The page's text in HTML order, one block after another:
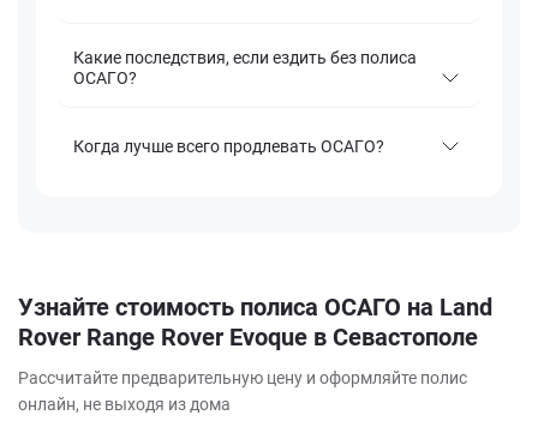
Какие последствия, если ездить без полиса
ОСАГО?
Когда лучше всего продлевать ОСАГО?
Узнайте стоимость полиса ОСАГО на Land
Rover Range Rover Evoque в Севастополе
Рассчитайте предварительную цену и оформляйте полис
онлайн, не выходя из дома